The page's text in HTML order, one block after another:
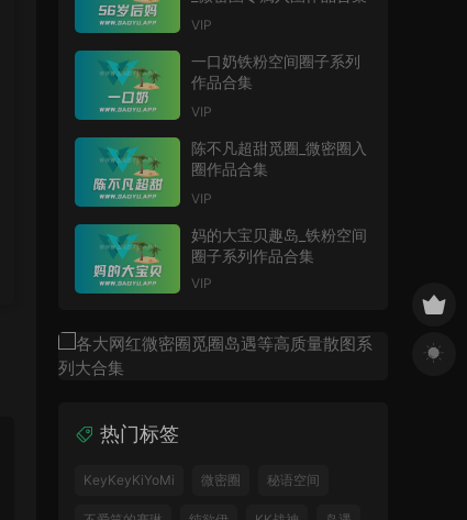
VIP
一口奶铁粉空间圈子系列
作品合集
VIP
陈不凡超甜觅圈_微密圈入
圈作品合集
VIP
妈的大宝贝趣岛_铁粉空间
圈子系列作品合集
VIP
热门标签
KeyKeyKiYoMi 微密圈 秘语空间